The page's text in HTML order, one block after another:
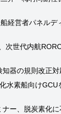
経営者パネル
次世代内航
知器の規則改正対
水素船向け
ー、脱炭素化